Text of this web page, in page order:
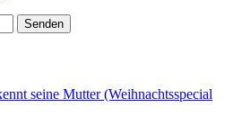
seine Mutter (Weihnachtsspecial